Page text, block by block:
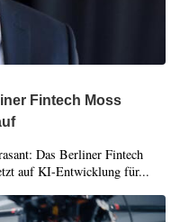
Fintech Moss
Das Berliner Fintech
auf KI-Entwicklung für...